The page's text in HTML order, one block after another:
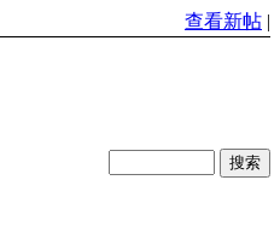
查看新帖 |